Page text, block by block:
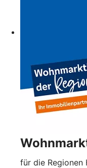
für die Regionen